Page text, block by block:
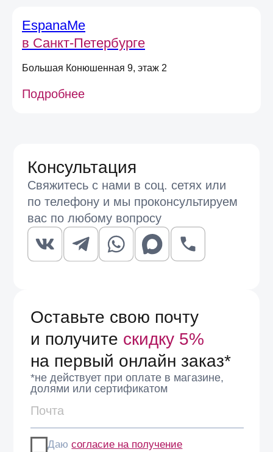
EspanaMe
в Санкт-Петербурге
Большая Конюшенная 9, этаж 2
Подробнее